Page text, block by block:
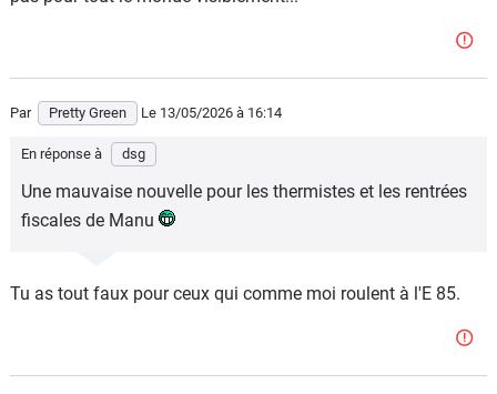
Par Pretty Green Le 13/05/2026 à 16:14
En réponse à dsg
Une mauvaise nouvelle pour les thermistes et les rentrées
fiscales de Manu
Tu as tout faux pour ceux qui comme moi roulent à l'E 85.